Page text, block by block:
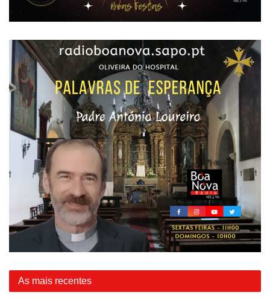
As mais recentes